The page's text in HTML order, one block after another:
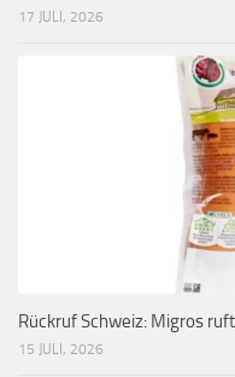
17 JULI, 2026
Rückruf Schweiz: Migros
15 JULI, 2026